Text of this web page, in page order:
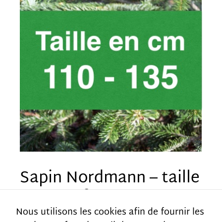
Sapin Nordmann – taille
entre 110 et 135cm
Nous utilisons les cookies afin de fournir les
bon
fonctionnement
du site.
Statistics
In order for
us to
improve the
website's
functionality
and
structure,